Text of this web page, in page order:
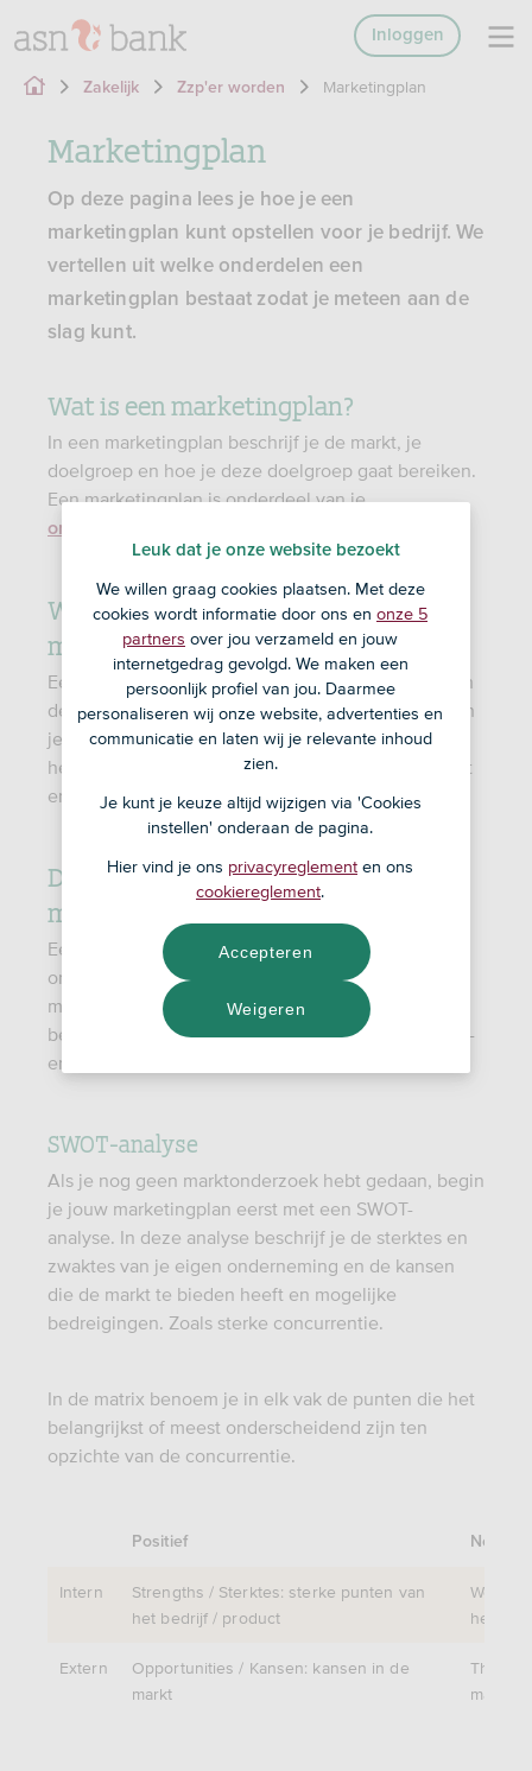
Inloggen
Zakelijk Zzp'er worden Marketingplan
Marketingplan
Op deze pagina lees je hoe je een
marketingplan kunt opstellen voor je bedrijf. We
vertellen uit welke onderdelen een
marketingplan bestaat zodat je meteen aan de
slag kunt.
Wat is een marketingplan?
In een marketingplan beschrijf je de markt, je
doelgroep en hoe je deze doelgroep gaat bereiken.
Een marketingplan is onderdeel van je
ondernemingsplan
Wat is het doel van een
marketingplan?
Een marketingplan geeft jou en financiers inzicht in
de markt en de behoeften van je doelgroep. Zo kun
je jouw bedrijfsvoering daarop aanpassen en
hebben financiers een duidelijk beeld van de markt
en welke positie je daarin wilt innemen.
De onderdelen van een
marketingplan
Een marketingplan bestaat uit een aantal
onderdelen zoals duidelijke
marketingdoelstellingen, een uitgebreide
beschrijving van de doelgroep en de marketingmix-
en het budget.
SWOT-analyse
Als je nog geen marktonderzoek hebt gedaan, begin
je jouw marketingplan eerst met een SWOT-
analyse. In deze analyse beschrijf je de sterktes en
zwaktes van je eigen onderneming en de kansen
die de markt te bieden heeft en mogelijke
bedreigingen. Zoals sterke concurrentie.
In de matrix benoem je in elk vak de punten die het
belangrijkst of meest onderscheidend zijn ten
opzichte van de concurrentie.
Positief
Intern
Strengths / Sterktes: sterke punten van
het bedrijf / product
het
Extern
Opportunities / Kansen: kansen in de
markt
markt
Leuk dat je onze website bezoekt
We willen graag cookies plaatsen. Met deze
cookies wordt informatie door ons en onze 5
partners over jou verzameld en jouw
internetgedrag gevolgd. We maken een
persoonlijk profiel van jou. Daarmee
personaliseren wij onze website, advertenties en
communicatie en laten wij je relevante inhoud
zien.
Je kunt je keuze altijd wijzigen via 'Cookies
instellen' onderaan de pagina.
Hier vind je ons privacyreglement en ons
cookiereglement.
Weigeren
Accepteren